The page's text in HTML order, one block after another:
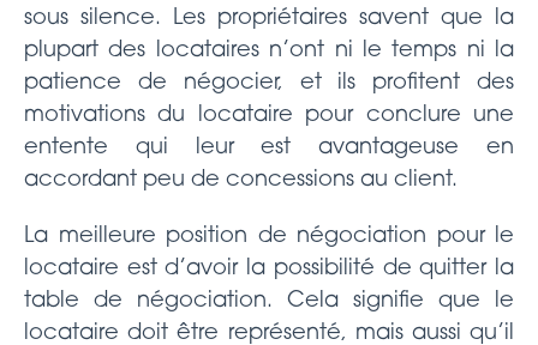
sous silence. Les propriétaires savent que la
plupart des locataires n’ont ni le temps ni la
patience de négocier, et ils profitent des
motivations du locataire pour conclure une
entente qui leur est avantageuse en
accordant peu de concessions au client.
La meilleure position de négociation pour le
locataire est d’avoir la possibilité de quitter la
table de négociation. Cela signifie que le
locataire doit être représenté, mais aussi qu’il